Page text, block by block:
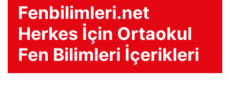
Fenbilimleri.net
Herkes İçin Ortaokul
Fen Bilimleri İçerikleri